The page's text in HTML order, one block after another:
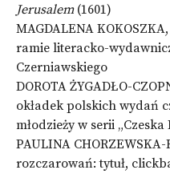
Jerusalem (1601)
MAGDALENA
ramie literacko-
Czerniawskiego
DOROTA ŻYGADŁO-
okładek polskich wydań
młodzieży w serii „Czeska
PAULINA
rozczarowań: tytuł,